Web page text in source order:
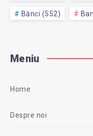
Bănci (552)
Meniu
Home
Despre noi